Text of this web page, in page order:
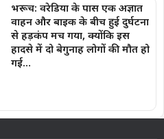
भरूच: वरेडिया के पास एक अज्ञात
वाहन और बाइक के बीच हुई दुर्घटना
से हड़कंप मच गया, क्योंकि इस
हादसे में दो बेगुनाह लोगों की मौत हो
गई…